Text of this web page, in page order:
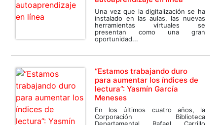
Una vez que la digitalización se ha
instalado en las aulas, las nuevas
herramientas virtuales se
presentan como una gran
oportunidad...
“Estamos trabajando duro
para aumentar los índices de
lectura”: Yasmín García
Meneses
En los últimos cuatro años, la
Corporación Biblioteca